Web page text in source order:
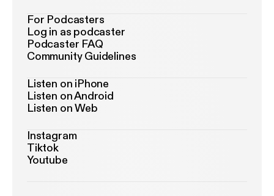
For Podcasters
Log in as podcaster
Podcaster FAQ
Community Guidelines
Listen on iPhone
Listen on Android
Listen on Web
Instagram
Tiktok
Youtube